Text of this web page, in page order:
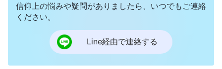
信仰上の悩みや疑問がありましたら、いつでもご連絡
ください。
Line経由で連絡する